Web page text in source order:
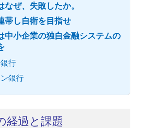
なぜ、失敗したか。
帯し自衛を目指せ
中小企業の独自金融システムの
行
銀行
経過と課題